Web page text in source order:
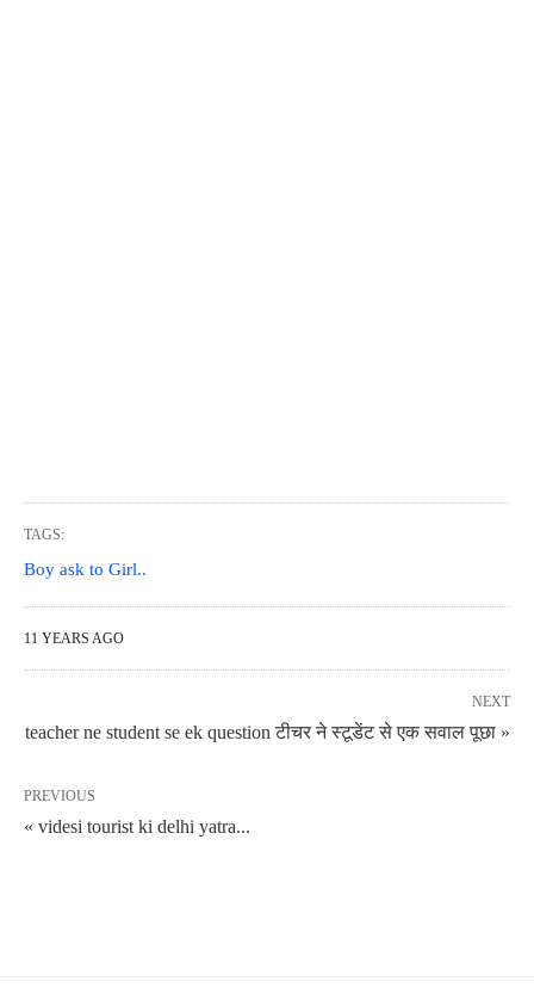
TAGS:
Boy ask to Girl..
11 YEARS AGO
NEXT
teacher ne student se ek question टीचर ने स्टूडेंट से एक सवाल पूछा »
PREVIOUS
« videsi tourist ki delhi yatra...